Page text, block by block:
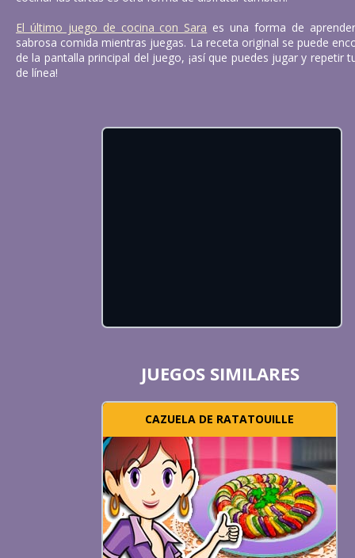
El último juego de cocina con Sara es una forma de
sabrosa comida mientras juegas. La receta original se puede
de la pantalla principal del juego, ¡así que puedes jugar y repetir
de línea!
JUEGOS SIMILARES
CAZUELA DE RATATOUILLE